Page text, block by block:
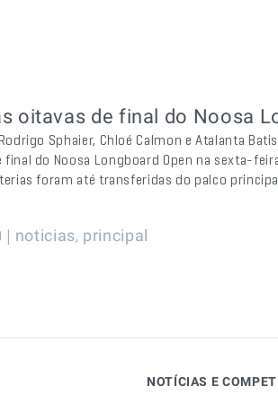
oitavas de final do Noosa
Sphaier, Chloé Calmon e Atalanta
do Noosa Longboard Open na sexta-
foram até transferidas do palco
| noticias, principal
NOTÍCIAS E